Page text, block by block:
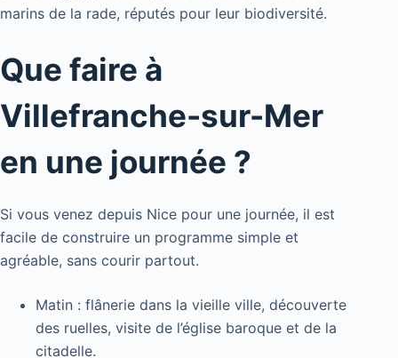
marins de la rade, réputés pour leur biodiversité.
Que faire à
Villefranche-sur-Mer
en une journée ?
Si vous venez depuis Nice pour une journée, il est
facile de construire un programme simple et
agréable, sans courir partout.
Matin : flânerie dans la vieille ville, découverte
des ruelles, visite de l’église baroque et de la
citadelle.